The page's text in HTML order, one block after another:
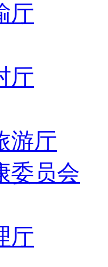
厅
厅
游厅
委员会
厅